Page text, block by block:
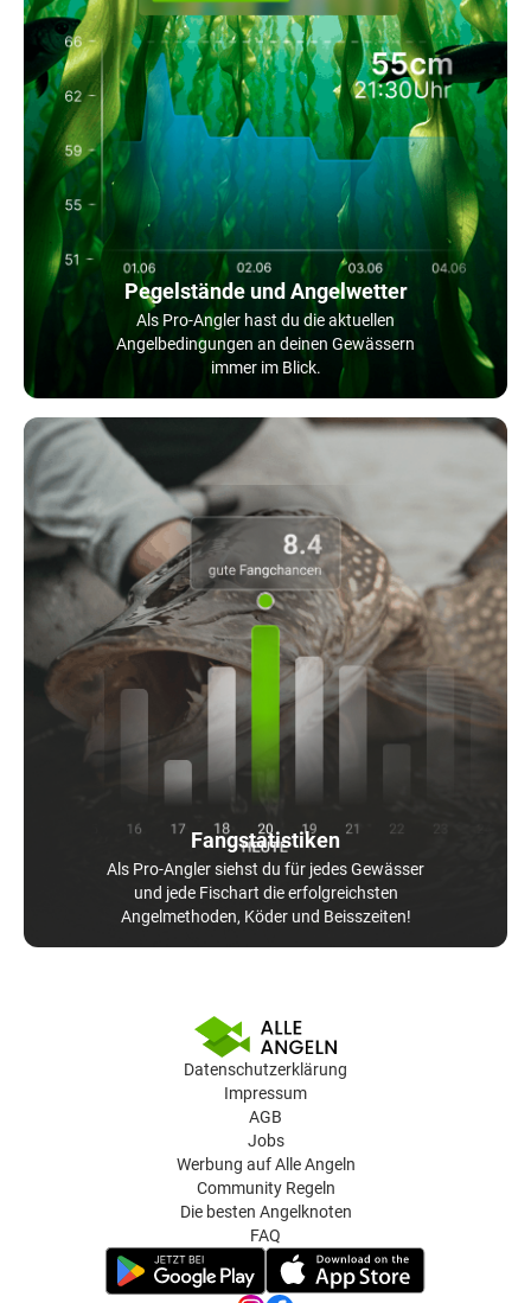
Pegelstände und Angelwetter
Als Pro-Angler hast du die aktuellen
Angelbedingungen an deinen Gewässern
immer im Blick.
Fangstatistiken
Als Pro-Angler siehst du für jedes Gewässer
und jede Fischart die erfolgreichsten
Angelmethoden, Köder und Beisszeiten!
Datenschutzerklärung
Impressum
AGB
Jobs
Werbung auf Alle Angeln
Community Regeln
Die besten Angelknoten
FAQ